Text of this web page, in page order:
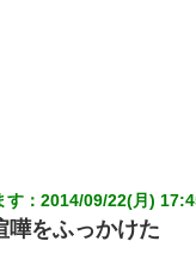
で？」 → 放置した
私「理由を聞いても
困っってる」旦那
す ：2014/09/22(月)
嘩をふっかけた